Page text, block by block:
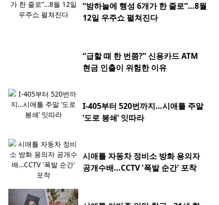
“밤하늘에 행성 6개가 한 줄로”…8월
12일 우주쇼 펼쳐진다
“급할 때 한 번쯤?” 신용카드 ATM
현금 인출이 위험한 이유
I-405부터 520번까지…시애틀 주말
‘도로 봉쇄’ 잇따라
시애틀 자동차 정비소 방화 용의자
공개수배…CCTV '폭발 순간' 포착